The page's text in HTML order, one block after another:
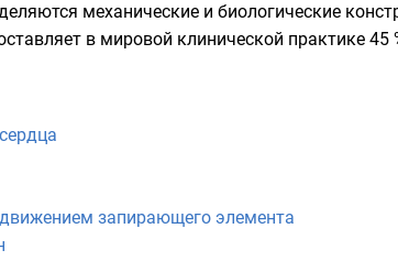
механические и биологические
в мировой клинической практике 45
запирающего элемента